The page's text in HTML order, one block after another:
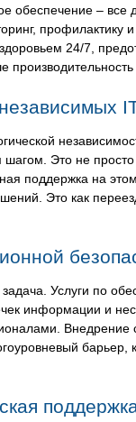
обеспечение –
профилактику
24/7,
Это не
поддержка на
Это как
Услуги по
информации и